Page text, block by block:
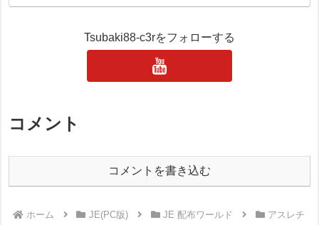
Tsubaki88-c3rをフォローする
コメント
コメントを書き込む
ホーム JE(PC版) JE 配布ワールド
アスレチ